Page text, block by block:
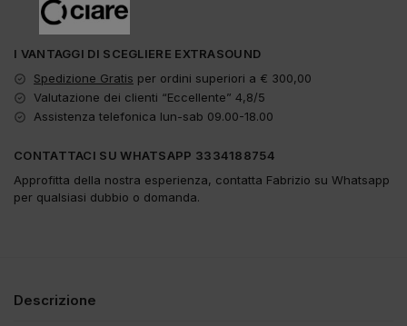
I VANTAGGI DI SCEGLIERE EXTRASOUND
Spedizione Gratis per ordini superiori a € 300,00
Valutazione dei clienti “Eccellente” 4,8/5
Assistenza telefonica lun-sab 09.00-18.00
CONTATTACI SU WHATSAPP 3334188754
Approfitta della nostra esperienza, contatta Fabrizio su Whatsapp
per qualsiasi dubbio o domanda.
Descrizione